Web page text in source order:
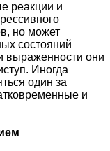
реакции и
но может
состояний
выраженности они
Иногда
один за
и